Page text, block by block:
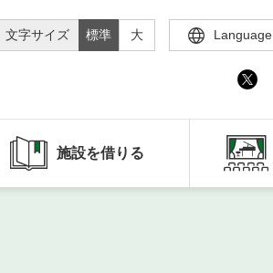
文字サイズ 標準 大 Language
施設を借りる